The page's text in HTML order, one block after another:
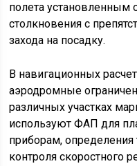
полета установленным
столкновения с
захода на посадку.
В навигационных
аэродромные
различных участках
используют ФАП для
приборам, определения
контроля скоростного